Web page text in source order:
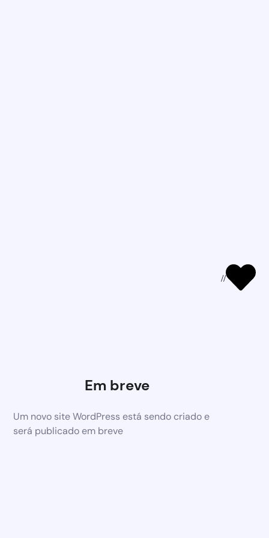
Em breve
Um novo site WordPress está sendo criado e
será publicado em breve
//